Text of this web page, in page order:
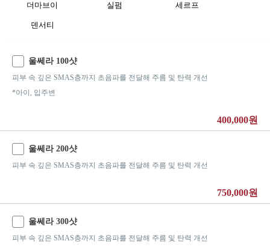
더마브이 실펌 세르프
덴서티
울쎄라 100샷
피부 속 깊은 SMAS층까지 초음파를 전달해 주름 및 탄력 개선
*아이, 입주변
400,000원
울쎄라 200샷
피부 속 깊은 SMAS층까지 초음파를 전달해 주름 및 탄력 개선
750,000원
울쎄라 300샷
피부 속 깊은 SMAS층까지 초음파를 전달해 주름 및 탄력 개선